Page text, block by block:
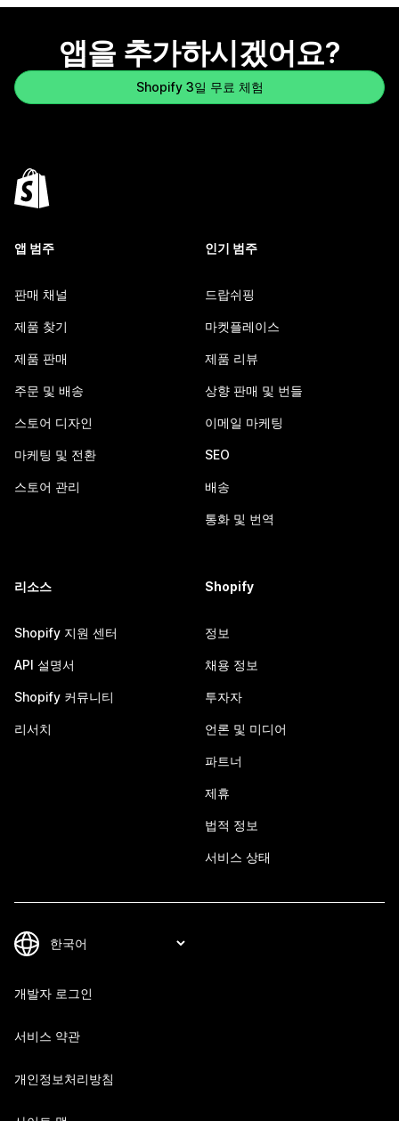
앱을 추가하시겠어요?
Shopify 3일 무료 체험
앱 범주
판매 채널
제품 찾기
제품 판매
주문 및 배송
스토어 디자인
마케팅 및 전환
스토어 관리
인기 범주
드랍쉬핑
마켓플레이스
제품 리뷰
상향 판매 및 번들
이메일 마케팅
SEO
배송
통화 및 번역
리소스
Shopify 지원 센터
API 설명서
Shopify 커뮤니티
리서치
Shopify
정보
채용 정보
투자자
언론 및 미디어
파트너
제휴
법적 정보
서비스 상태
개발자 로그인
서비스 약관
개인정보처리방침